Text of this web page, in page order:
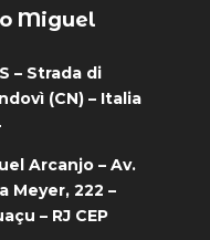
Miguel
– Strada di
(CN) – Italia
Arcanjo – Av.
Meyer, 222 –
– RJ CEP